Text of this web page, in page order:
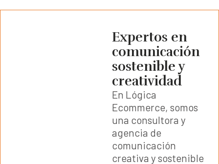
Expertos en
comunicación
sostenible y
creatividad
En Lógica
Ecommerce, somos
una consultora y
agencia de
comunicación
creativa y sostenible